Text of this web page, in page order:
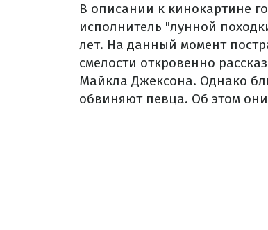
В описании к кинокартине
исполнитель "лунной
лет. На данный момент
смелости откровенно
Майкла Джексона. Однако
обвиняют певца. Об этом они